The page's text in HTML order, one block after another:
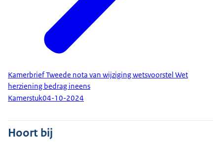
Kamerbrief Tweede nota van wijziging wetsvoorstel Wet
herziening bedrag ineens
Kamerstuk04-10-2024
Hoort bij